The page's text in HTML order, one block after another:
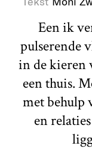
Een ik
pulserende
in de kieren
een thuis.
met
en